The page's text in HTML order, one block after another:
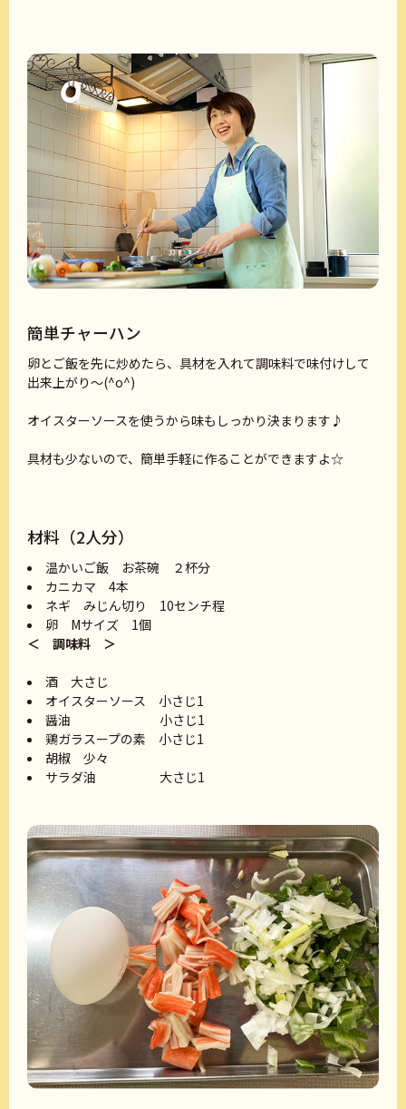
簡単チャーハン
卵とご飯を先に炒めたら、具材を入れて調味料で味付けして
出来上がり〜(^o^)
オイスターソースを使うから味もしっかり決まります♪
具材も少ないので、簡単手軽に作ることができますよ☆
材料（2人分）
温かいご飯 お茶碗 ２杯分
カニカマ 4本
ネギ みじん切り 10センチ程
卵 Mサイズ 1個
＜ 調味料 ＞
酒 大さじ
オイスターソース 小さじ1
醤油 小さじ1
鶏ガラスープの素 小さじ1
胡椒 少々
サラダ油 大さじ1